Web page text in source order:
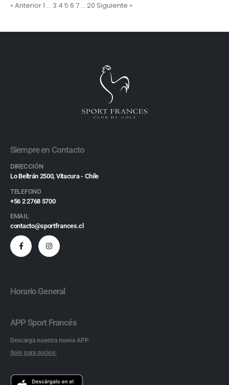
« Anterior1 … 3 4 5 6 7 … 20 Siguiente »
Siempre en Contacto
DIRECCIÓN
Lo Beltrán 2500, Vitacura - Chile
TELEFONO
+56 2 2768 5700
EMAIL
contacto@sportfrances.cl
Horario General
APP Sport Francés
Descarga nuestra nueva APP
Solo para socios: